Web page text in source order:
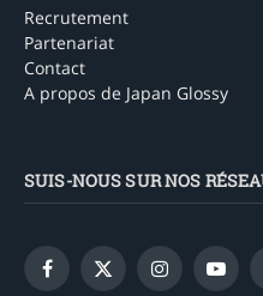
Recrutement
Partenariat
Contact
A propos de Japan Glossy
SUIS-NOUS SUR NOS
Facebook
X
Instagram